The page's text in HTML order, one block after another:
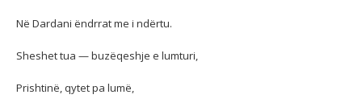
Në Dardani ëndrrat me i ndërtu.
Sheshet tua — buzëqeshje e lumturi,
Prishtinë, qytet pa lumë,